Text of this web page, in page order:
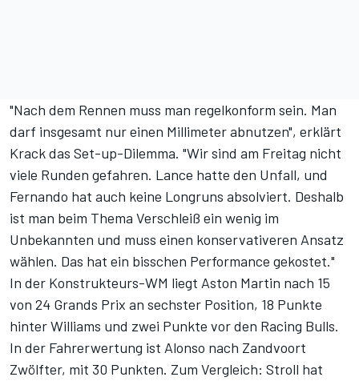
"Nach dem Rennen muss man regelkonform sein. Man
darf insgesamt nur einen Millimeter abnutzen", erklärt
Krack das Set-up-Dilemma. "Wir sind am Freitag nicht
viele Runden gefahren. Lance hatte den Unfall, und
Fernando hat auch keine Longruns absolviert. Deshalb
ist man beim Thema Verschleiß ein wenig im
Unbekannten und muss einen konservativeren Ansatz
wählen. Das hat ein bisschen Performance gekostet."
In der Konstrukteurs-WM liegt Aston Martin nach 15
von 24 Grands Prix an sechster Position, 18 Punkte
hinter Williams und zwei Punkte vor den Racing Bulls.
In der Fahrerwertung ist Alonso nach Zandvoort
Zwölfter, mit 30 Punkten. Zum Vergleich: Stroll hat